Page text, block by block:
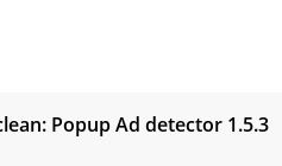
Popup Ad detector 1.5.3